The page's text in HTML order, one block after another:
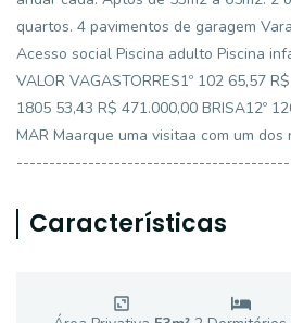
quartos. 4 pavimentos de garagem
Acesso social Piscina adulto Piscina
VALOR VAGASTORRES1º 102 65,57
1805 53,43 R$ 471.000,00 BRISA12º
MAR Maarque uma visitaa com um
Características